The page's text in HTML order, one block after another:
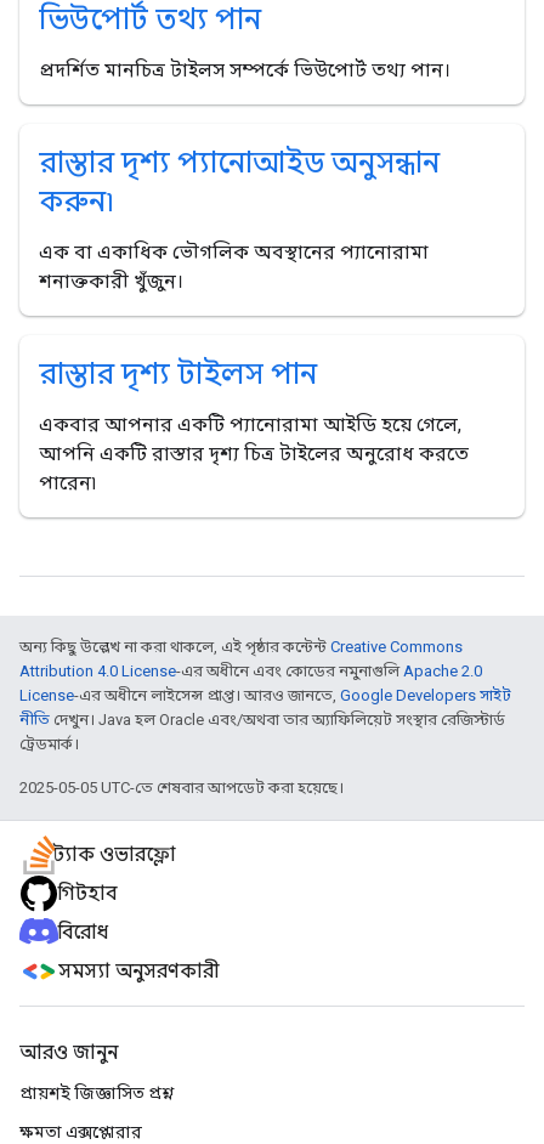
ভিউপোর্ট তথ্য পান
প্রদর্শিত মানচিত্র টাইলস সম্পর্কে ভিউপোর্ট তথ্য পান।
রাস্তার দৃশ্য প্যানোআইড অনুসন্ধান
করুন৷
এক বা একাধিক ভৌগলিক অবস্থানের প্যানোরামা
শনাক্তকারী খুঁজুন।
রাস্তার দৃশ্য টাইলস পান
একবার আপনার একটি প্যানোরামা আইডি হয়ে গেলে,
আপনি একটি রাস্তার দৃশ্য চিত্র টাইলের অনুরোধ করতে
পারেন৷
অন্য কিছু উল্লেখ না করা থাকলে, এই পৃষ্ঠার কন্টেন্ট Creative Commons
Attribution 4.0 License-এর অধীনে এবং কোডের নমুনাগুলিApache 2.0
License-এর অধীনে লাইসেন্স প্রাপ্ত। আরও জানতে, Google Developers সাইট
নীতি দেখুন। Java হল Oracle এবং/অথবা তার অ্যাফিলিয়েট সংস্থার রেজিস্টার্ড
ট্রেডমার্ক।
2025-05-05 UTC-তে শেষবার আপডেট করা হয়েছে।
স্ট্যাক ওভারফ্লো
গিটহাব
বিরোধ
সমস্যা অনুসরণকারী
আরও জানুন
প্রায়শই জিজ্ঞাসিত প্রশ্ন
ক্ষমতা এক্সপ্লোরার